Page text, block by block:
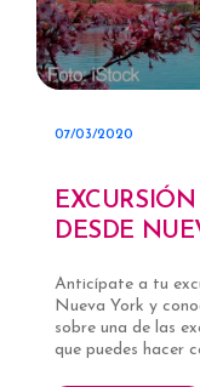
07/03/2020
DESDE
Anticípate a tu
Nueva York y
sobre una de las
que puedes hacer